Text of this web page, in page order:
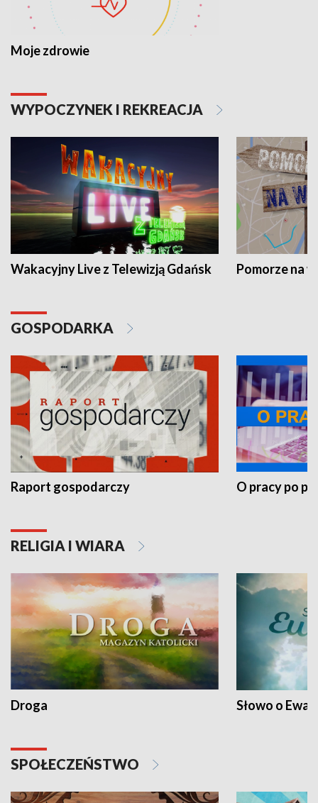
Moje zdrowie
WYPOCZYNEK I REKREACJA
Wakacyjny Live z Telewizją Gdańsk Pomorze na
GOSPODARKA
Raport gospodarczy O pracy po
RELIGIA I WIARA
Droga Słowo o
SPOŁECZEŃSTWO